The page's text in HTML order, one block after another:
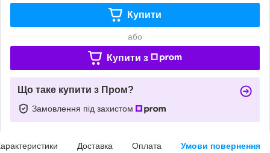
Купити
або
Купити з
Що таке купити з Пром?
Замовлення під захистом
Доставка Оплата Умови повернення